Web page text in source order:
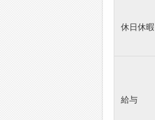
休日休暇
給与